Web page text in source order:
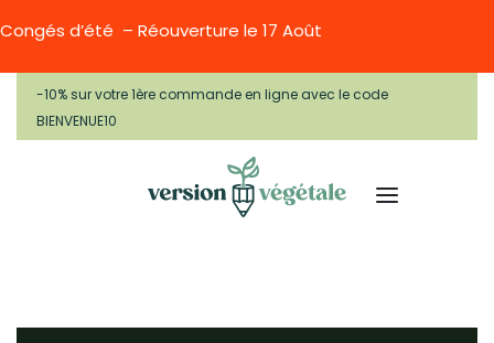
Congés d’été – Réouverture le 17 Août
-10% sur votre 1ère commande en ligne avec le code
BIENVENUE10